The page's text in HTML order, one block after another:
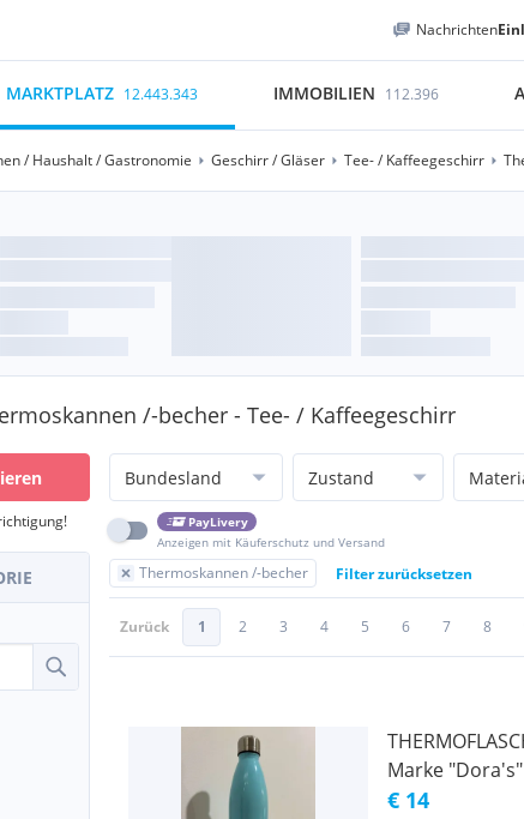
Nachrichten
MARKTPLATZ 12.443.343 IMMOBILIEN 112.396
/ Haushalt / Gastronomie Geschirr / Gläser Tee- / Kaffeegeschirr
/-becher - Tee- / Kaffeegeschirr
Bundesland Zustand
PayLivery
Anzeigen mit Käuferschutz und Versand
Thermoskannen /-becher Filter zurücksetzen
Zurück 1 2 3 4 5 6 7 8
Marke "Dora's"
€ 14